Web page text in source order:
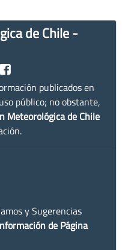
de Chile -
publicados en
público; no obstante,
Meteorológica de Chile
y Sugerencias
de Página